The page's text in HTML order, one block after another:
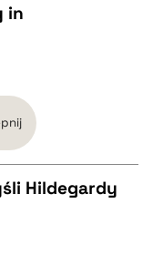
in
Hildegardy